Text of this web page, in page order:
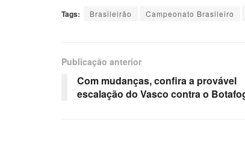
Tags: Brasileirão Campeonato Brasileiro
Publicação anterior
Com mudanças, confira a provável
escalação do Vasco contra o